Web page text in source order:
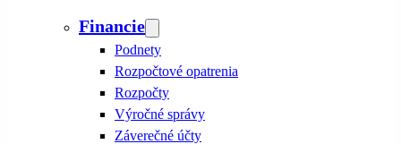
Financie
Podnety
Rozpočtové opatrenia
Rozpočty
Výročné správy
Záverečné účty